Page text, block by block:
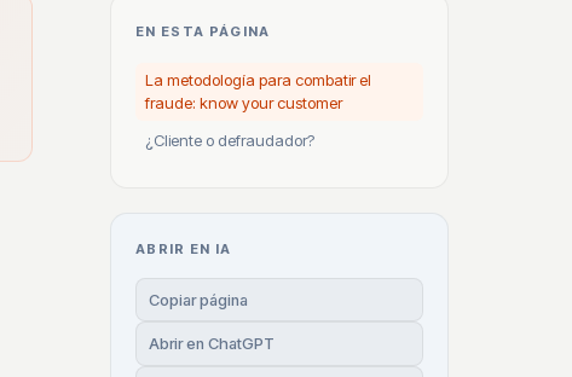
EN ESTA PÁGINA
La metodología para combatir el
fraude: know your customer
¿Cliente o defraudador?
ABRIR EN IA
Copiar página
Abrir en ChatGPT